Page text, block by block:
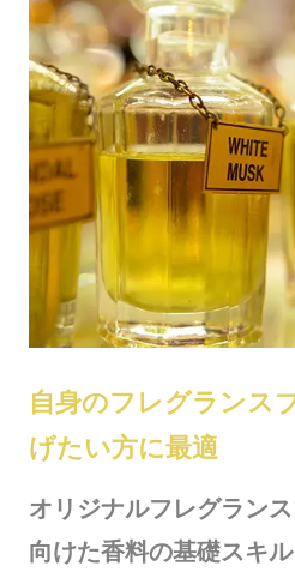
自身のフレグランス
げたい方に最適
オリジナルフレグラン
向けた香料の基礎スキ